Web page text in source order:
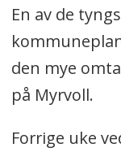
En av de
den mye
på Myrvoll.
Forrige uke